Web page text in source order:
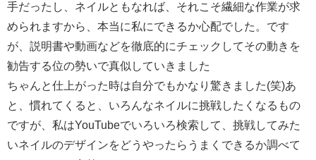
手だったし、ネイルともなれば、それこそ繊細な作業が求
められますから、本当に私にできるか心配でした。です
が、説明書や動画などを徹底的にチェックしてその動きを
勧告する位の勢いで真似していきました
ちゃんと仕上がった時は自分でもかなり驚きました(笑)あ
と、慣れてくると、いろんなネイルに挑戦したくなるもの
ですが、私はYouTubeでいろいろ検索して、挑戦してみた
いネイルのデザインをどうやったらうまくできるか調べて